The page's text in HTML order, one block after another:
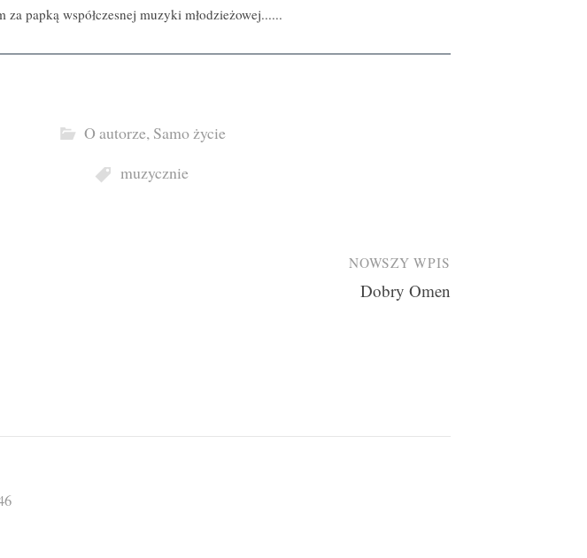
za papką współczesnej muzyki młodzieżowej......
O autorze, Samo życie
muzycznie
NOWSZY WPIS
Dobry Omen